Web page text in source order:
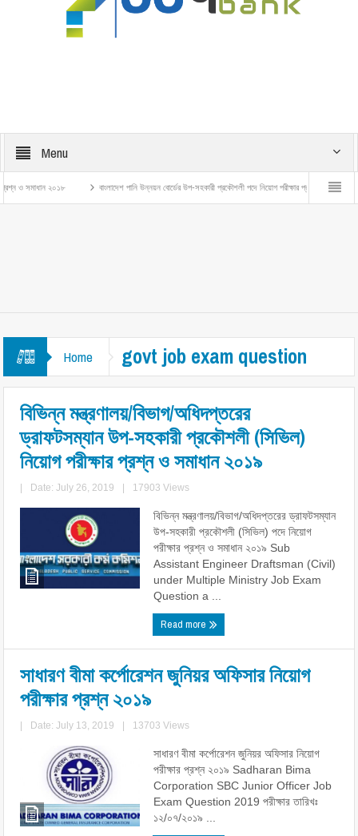
Menu
২০১৮ বাংলাদেশ পানি উন্নয়ন বোর্ডের উপ-সহকারী প্রকৌশলী পদে নিয়োগ পরীক্ষার প্রশ্ন ও সমাধান – ২০২৬
Home govt job exam question
বিভিন্ন মন্ত্রণালয়/বিভাগ/অধিদপ্তরের
ড্রাফটসম্যান উপ-সহকারী প্রকৌশলী (সিভিল)
নিয়োগ পরীক্ষার প্রশ্ন ও সমাধান ২০১৯
Date: July 26, 2019 17903 Views
বিভিন্ন মন্ত্রণালয়/বিভাগ/অধিদপ্তরের ড্রাফটসম্যান
উপ-সহকারী প্রকৌশলী (সিভিল) পদে নিয়োগ
পরীক্ষার প্রশ্ন ও সমাধান ২০১৯ Sub
Assistant Engineer Draftsman (Civil)
under Multiple Ministry Job Exam
Question a ...
Read more
সাধারণ বীমা কর্পোরেশন জুনিয়র অফিসার নিয়োগ
পরীক্ষার প্রশ্ন ২০১৯
Date: July 13, 2019 13703 Views
সাধারণ বীমা কর্পোরেশন জুনিয়র অফিসার নিয়োগ
পরীক্ষার প্রশ্ন ২০১৯ Sadharan Bima
Corporation SBC Junior Officer Job
Exam Question 2019 পরীক্ষার তারিখঃ
১২/০৭/২০১৯ ...